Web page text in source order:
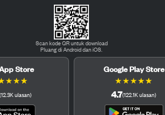
Scan kode QR untuk download
Pluang di Android dan iOS.
Store
★★★
12.3Kulasan)
Google Play Store
★★★★★
4.7(122.1Kulasan)